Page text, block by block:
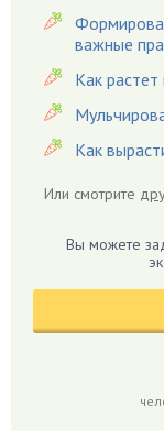
Вредители
Гардения
Гацания
Гвоздики
Георгины
Гиацинт
Гладиолусы
важные
Как
Как
Или смотрите
Вы можете